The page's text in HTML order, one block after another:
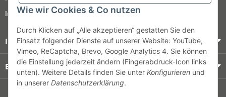
Wie wir Cookies & Co nutzen
Durch Klicken auf „Alle akzeptieren“ gestatten Sie den
Einsatz folgender Dienste auf unserer Website: YouTube,
Vimeo, ReCaptcha, Brevo, Google Analytics 4. Sie können
die Einstellung jederzeit ändern (Fingerabdruck-Icon links
unten). Weitere Details finden Sie unter Konfigurieren und
in unserer Datenschutzerklärung.
Impressum
Informationen
Bezahlung & Versand
© HOZ MEDI WERK